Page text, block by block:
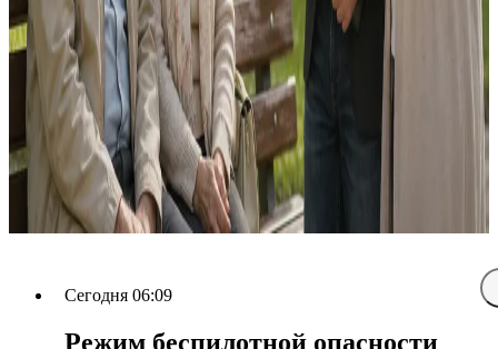
Сегодня 06:09
Режим беспилотной опасности